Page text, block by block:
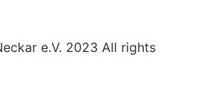
e.V. 2023 All rights